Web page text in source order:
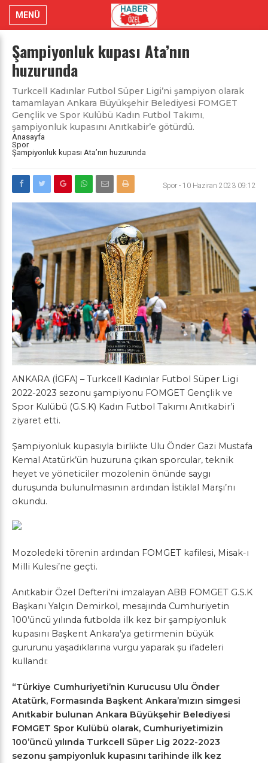
MENÜ
Şampiyonluk kupası Ata’nın
huzurunda
Turkcell Kadınlar Futbol Süper Ligi’ni şampiyon olarak
tamamlayan Ankara Büyükşehir Belediyesi FOMGET
Gençlik ve Spor Kulübü Kadın Futbol Takımı,
şampiyonluk kupasını Anıtkabir’e götürdü.
Anasayfa
Spor
Şampiyonluk kupası Ata’nın huzurunda
Spor - 10 Haziran 2023 09:12
ANKARA (İGFA) – Turkcell Kadınlar Futbol Süper Ligi
2022-2023 sezonu şampiyonu FOMGET Gençlik ve
Spor Kulübü (G.S.K) Kadın Futbol Takımı Anıtkabir’i
ziyaret etti.
Şampiyonluk kupasıyla birlikte Ulu Önder Gazi Mustafa
Kemal Atatürk’ün huzuruna çıkan sporcular, teknik
heyet ve yöneticiler mozolenin önünde saygı
duruşunda bulunulmasının ardından İstiklal Marşı’nı
okundu.
Mozoledeki törenin ardından FOMGET kafilesi, Misak-ı
Milli Kulesi’ne geçti.
Anıtkabir Özel Defteri’ni imzalayan ABB FOMGET G.S.K
Başkanı Yalçın Demirkol, mesajında Cumhuriyetin
100’üncü yılında futbolda ilk kez bir şampiyonluk
kupasını Başkent Ankara’ya getirmenin büyük
gururunu yaşadıklarına vurgu yaparak şu ifadeleri
kullandı:
“Türkiye Cumhuriyeti’nin Kurucusu Ulu Önder
Atatürk, Formasında Başkent Ankara’mızın simgesi
Anıtkabir bulunan Ankara Büyükşehir Belediyesi
FOMGET Spor Kulübü olarak, Cumhuriyetimizin
100’üncü yılında Turkcell Süper Lig 2022-2023
sezonu şampiyonluk kupasını tarihinde ilk kez